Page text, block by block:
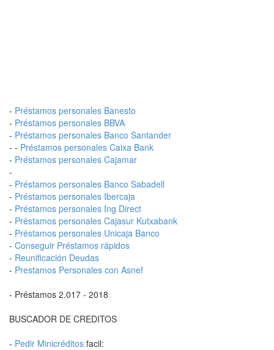
- Préstamos personales Banesto
- Préstamos personales BBVA
- Préstamos personales Banco Santander
- - Préstamos personales Caixa Bank
- Préstamos personales Cajamar
-
- Préstamos personales Banco Sabadell
- Préstamos personales Ibercaja
- Préstamos personales Ing Direct
- Préstamos personales Cajasur Kutxabank
- Préstamos personales Unicaja Banco
- Conseguir Préstamos rápidos
- Reunificación Deudas
- Prestamos Personales con Asnef
- Préstamos 2.017 - 2018
BUSCADOR DE CREDITOS
- Pedir Minicréditos facil: